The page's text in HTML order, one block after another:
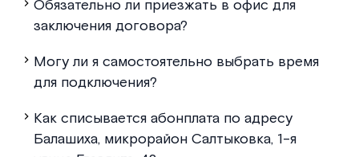
Обязательно ли приезжать в офис для
заключения договора?
Могу ли я самостоятельно выбрать время
для подключения?
Как списывается абонплата по адресу
Балашиха, микрорайон Салтыковка, 1-я